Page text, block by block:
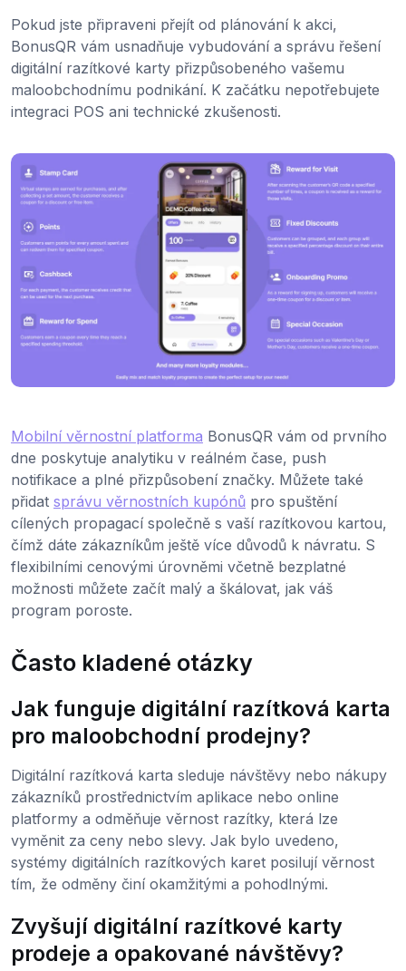
Pokud jste připraveni přejít od plánování k akci,
BonusQR vám usnadňuje vybudování a správu řešení
digitální razítkové karty přizpůsobeného vašemu
maloobchodnímu podnikání. K začátku nepotřebujete
integraci POS ani technické zkušenosti.
Mobilní věrnostní platforma BonusQR vám od prvního
dne poskytuje analytiku v reálném čase, push
notifikace a plné přizpůsobení značky. Můžete také
přidat správu věrnostních kupónů pro spuštění
cílených propagací společně s vaší razítkovou kartou,
čímž dáte zákazníkům ještě více důvodů k návratu. S
flexibilními cenovými úrovněmi včetně bezplatné
možnosti můžete začít malý a škálovat, jak váš
program poroste.
Často kladené otázky
Jak funguje digitální razítková karta
pro maloobchodní prodejny?
Digitální razítková karta sleduje návštěvy nebo nákupy
zákazníků prostřednictvím aplikace nebo online
platformy a odměňuje věrnost razítky, která lze
vyměnit za ceny nebo slevy. Jak bylo uvedeno,
systémy digitálních razítkových karet posilují věrnost
tím, že odměny činí okamžitými a pohodlnými.
Zvyšují digitální razítkové karty
prodeje a opakované návštěvy?